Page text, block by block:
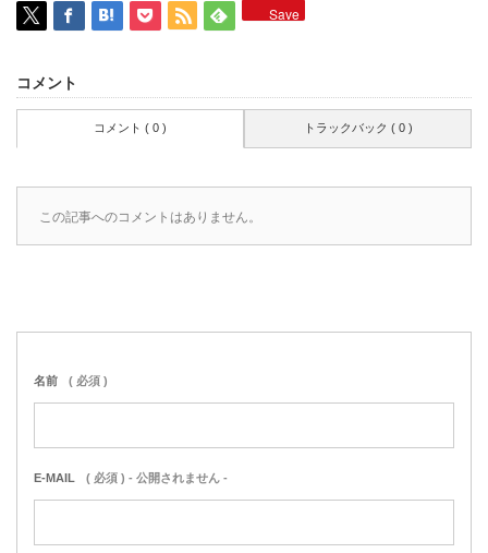
Save
コメント
コメント ( 0 ) トラックバック ( 0 )
この記事へのコメントはありません。
名前 ( 必須 )
E-MAIL ( 必須 ) - 公開されません -